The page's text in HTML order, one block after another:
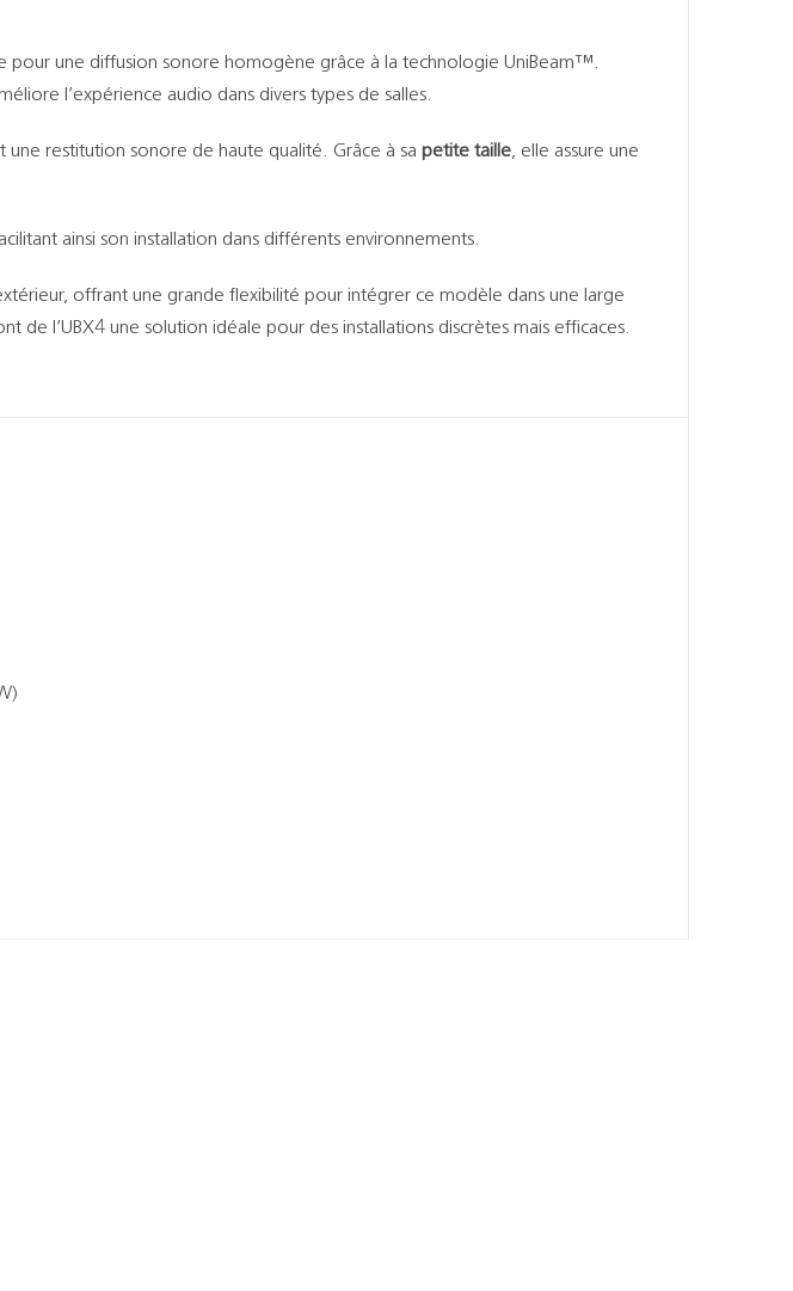
pour une diffusion sonore homogène grâce à la technologie UniBeam™.
l’expérience audio dans divers types de salles.
une restitution sonore de haute qualité. Grâce à sa petite taille, elle assure une
ainsi son installation dans différents environnements.
offrant une grande flexibilité pour intégrer ce modèle dans une large
de l’UBX4 une solution idéale pour des installations discrètes mais efficaces.